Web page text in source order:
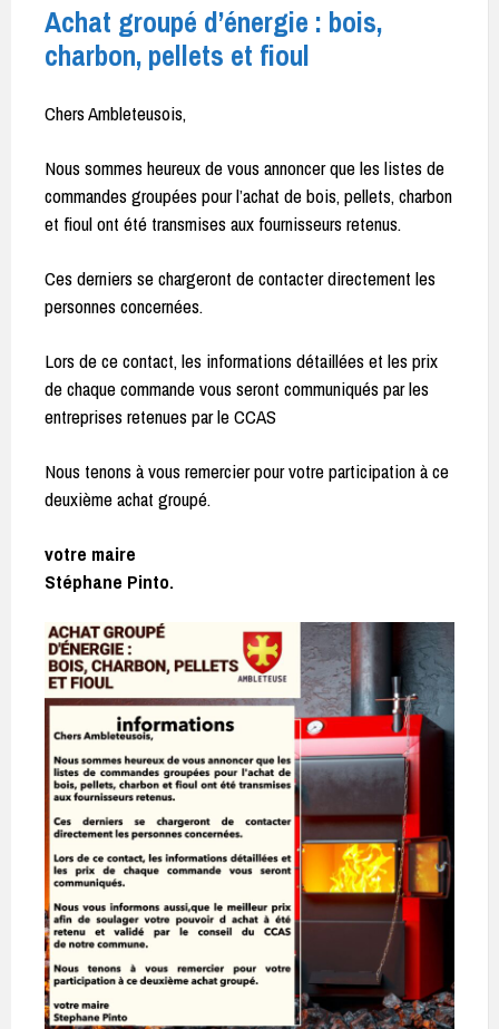
Achat groupé d’énergie : bois,
charbon, pellets et fioul
Chers Ambleteusois,
Nous sommes heureux de vous annoncer que les listes de
commandes groupées pour l’achat de bois, pellets, charbon
et fioul ont été transmises aux fournisseurs retenus.
Ces derniers se chargeront de contacter directement les
personnes concernées.
Lors de ce contact, les informations détaillées et les prix
de chaque commande vous seront communiqués par les
entreprises retenues par le CCAS
Nous tenons à vous remercier pour votre participation à ce
deuxième achat groupé.
votre maire
Stéphane Pinto.